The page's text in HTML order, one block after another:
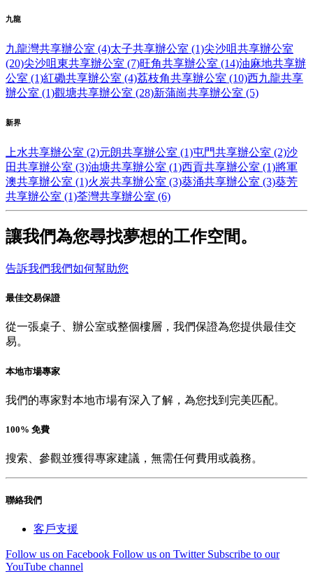
九龍
九龍灣共享辦公室 (4)太子共享辦公室 (1)尖沙咀共享辦公室
(20)尖沙咀東共享辦公室 (7)旺角共享辦公室 (14)油麻地共享辦
公室 (1)紅磡共享辦公室 (4)荔枝角共享辦公室 (10)西九龍共享
辦公室 (1)觀塘共享辦公室 (28)新蒲崗共享辦公室 (5)
新界
上水共享辦公室 (2)元朗共享辦公室 (1)屯門共享辦公室 (2)沙
田共享辦公室 (3)油塘共享辦公室 (1)西貢共享辦公室 (1)將軍
澳共享辦公室 (1)火炭共享辦公室 (3)葵涌共享辦公室 (3)葵芳
共享辦公室 (1)荃灣共享辦公室 (6)
讓我們為您尋找夢想的工作空間。
告訴我們我們如何幫助您
最佳交易保證
從一張桌子、辦公室或整個樓層，我們保證為您提供最佳交
易。
本地市場專家
我們的專家對本地市場有深入了解，為您找到完美匹配。
100% 免費
搜索、參觀並獲得專家建議，無需任何費用或義務。
聯絡我們
客戶支援
Follow us on Facebook Follow us on Twitter Subscribe to our
YouTube channel